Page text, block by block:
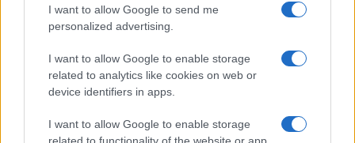
I want to allow Google to send me
personalized advertising.
I want to allow Google to enable storage
related to analytics like cookies on web or
device identifiers in apps.
I want to allow Google to enable storage
related to functionality of the website or app.